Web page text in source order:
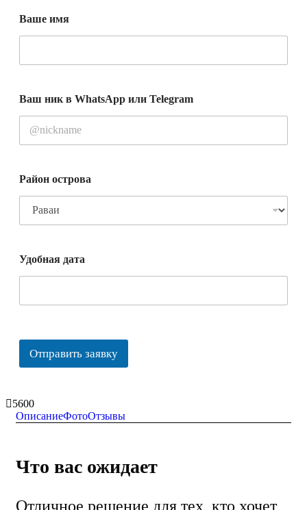
Ваше имя
Ваш ник в WhatsApp или Telegram
Район острова
Удобная дата
Отправить заявку
5600
ОписаниеФотоОтзывы
Что вас ожидает
Отличное решение для тех, кто хочет